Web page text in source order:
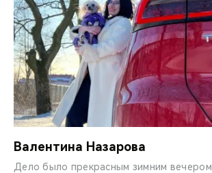
Валентина Назарова
Дело было прекрасным зимним вечером